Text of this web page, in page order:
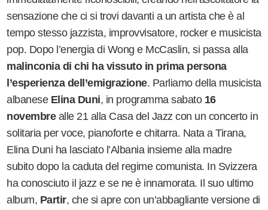
sensazione che ci si trovi davanti a un artista che è al
tempo stesso jazzista, improvvisatore, rocker e musicista
pop. Dopo l ’energia di Wong e McCaslin, si passa alla
malinconia di chi ha vissuto in prima persona
’esperienza dell ’emigrazione. Parliamo della musicista
albanese Elina Duni, in programma sabato 16
novembrealle 21 alla Casa del Jazz con un concerto in
solitaria per voce, pianoforte e chitarra. Nata a Tirana,
Elina Duni ha lasciato l ’Albania insieme alla madre
subito dopo la caduta del regime comunista. In Svizzera
ha conosciuto il jazz e se ne è innamorata. Il suo ultimo
album, Partir, che si apre con un’abbagliante versione di